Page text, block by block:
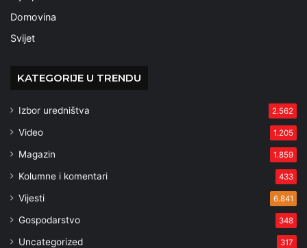
Domovina
Svijet
KATEGORIJE U TRENDU
Izbor uredništva 2.562
Video 1.205
Magazin 1.859
Kolumne i komentari 433
Vijesti 6.841
Gospodarstvo 348
Uncategorized 317